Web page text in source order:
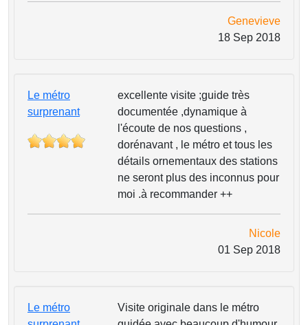
Genevieve
18 Sep 2018
Le métro
surprenant
excellente visite ;guide très
documentée ,dynamique à
l'écoute de nos questions ,
dorénavant , le métro et tous les
détails ornementaux des stations
ne seront plus des inconnus pour
moi .à recommander ++
Nicole
01 Sep 2018
Le métro
Visite originale dans le métro